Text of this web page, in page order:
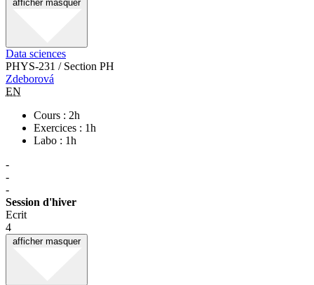
afficher masquer
Data sciences
PHYS-231 / Section PH
Zdeborová
EN
Cours : 2h
Exercices : 1h
Labo : 1h
-
-
-
Session d'hiver
Ecrit
4
afficher masquer